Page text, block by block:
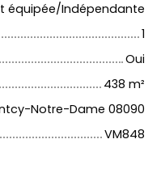
équipée/Indépendante
1
Oui
438 m²
Notre-Dame 08090
VM848